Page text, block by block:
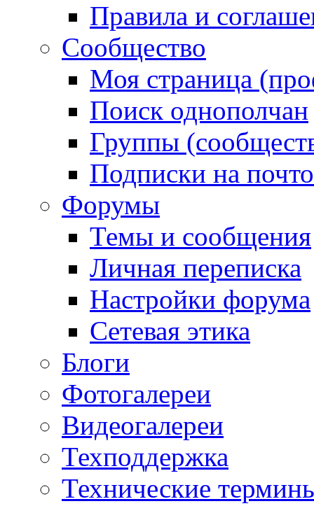
Правила и
Сообщество
Моя страница
Поиск однополчан
Группы
Подписки на
Форумы
Темы и сообщения
Личная переписка
Настройки форума
Сетевая этика
Блоги
Фотогалереи
Видеогалереи
Техподдержка
Технические